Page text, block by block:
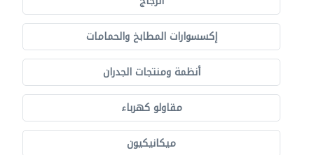
إكسسوارات المطابخ والحمامات
أنظمة ومنتجات الجدران
مقاولو كهرباء
ميكانيكيون